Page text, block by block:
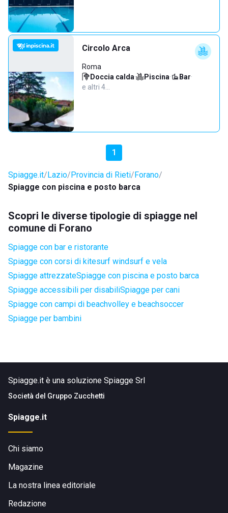
Circolo Arca
Roma
Doccia calda· Piscina· Bar·
e altri 4…
1
Spiagge.it Lazio Provincia di Rieti Forano
Spiagge con piscina e posto barca
Scopri le diverse tipologie di spiagge nel
comune di Forano
Spiagge con bar e ristorante
Spiagge con corsi di kitesurf windsurf e vela
Spiagge attrezzateSpiagge con piscina e posto barca
Spiagge accessibili per disabiliSpiagge per cani
Spiagge con campi di beachvolley e beachsoccer
Spiagge per bambini
Spiagge.it è una soluzione Spiagge Srl
Società del Gruppo Zucchetti
Spiagge.it
Chi siamo
Magazine
La nostra linea editoriale
Redazione